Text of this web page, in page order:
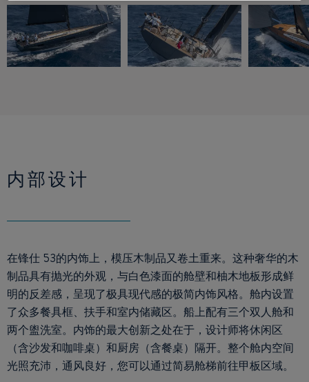
内部设计
在锋仕 53的内饰上，模压木制品又卷土重来。这种奢华的木
制品具有抛光的外观，与白色漆面的舱壁和柚木地板形成鲜
明的反差感，呈现了极具现代感的极简内饰风格。舱内设置
了众多餐具框、扶手和室内储藏区。船上配有三个双人舱和
两个盥洗室。内饰的最大创新之处在于，设计师将休闲区
（含沙发和咖啡桌）和厨房（含餐桌）隔开。整个舱内空间
光照充沛，通风良好，您可以通过简易舱梯前往甲板区域。